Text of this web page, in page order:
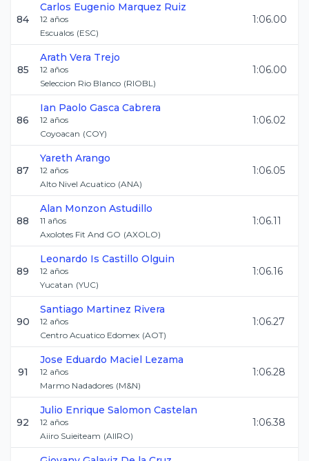
84
Carlos Eugenio Marquez Ruiz
12 años
Escualos (ESC)
1:06.00
85
Arath Vera Trejo
12 años
Seleccion Rio Blanco (RIOBL)
1:06.00
86
Ian Paolo Gasca Cabrera
12 años
Coyoacan (COY)
1:06.02
87
Yareth Arango
12 años
Alto Nivel Acuatico (ANA)
1:06.05
88
Alan Monzon Astudillo
11 años
Axolotes Fit And GO (AXOLO)
1:06.11
89
Leonardo Is Castillo Olguin
12 años
Yucatan (YUC)
1:06.16
90
Santiago Martinez Rivera
12 años
Centro Acuatico Edomex (AOT)
1:06.27
91
Jose Eduardo Maciel Lezama
12 años
Marmo Nadadores (M&N)
1:06.28
92
Julio Enrique Salomon Castelan
12 años
Aiiro Suieiteam (AIIRO)
1:06.38